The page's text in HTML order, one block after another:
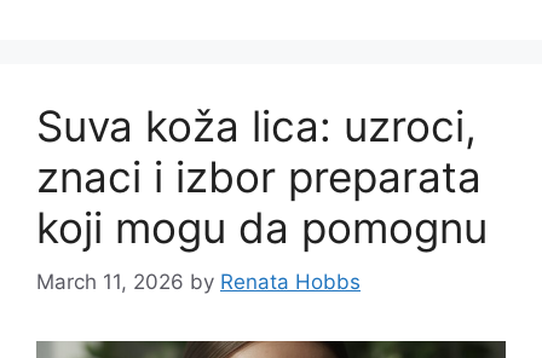
Suva koža lica: uzroci,
znaci i izbor preparata
koji mogu da pomognu
March 11, 2026 by Renata Hobbs